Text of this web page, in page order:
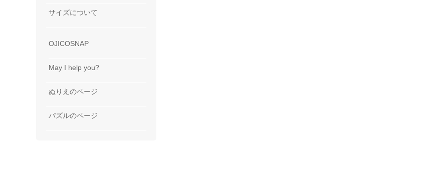
サイズについて
OJICOSNAP
May I help you?
ぬりえのページ
パズルのページ